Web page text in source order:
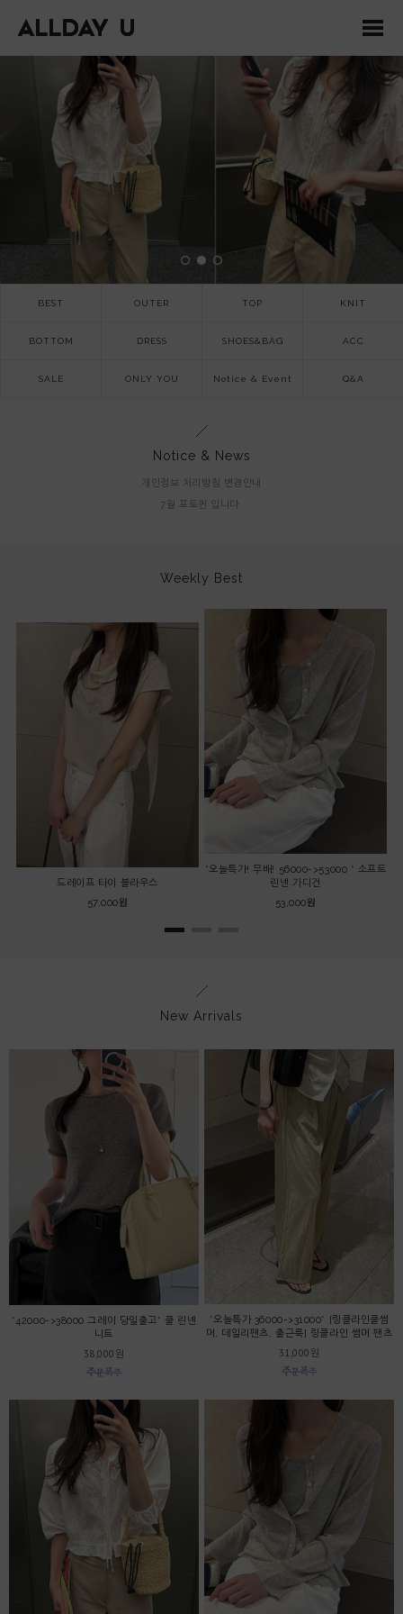
BEST OUTER TOP KNIT
BOTTOM DRESS SHOES&BAG ACC
SALE ONLY YOU Notice & Event Q&A
Notice & News
개인정보 처리방침 변경안내
7월 포토퀸 입니다.
Weekly Best
드레이프 타이 블라우스
57,000원
*오늘특가! 무배! 56000->53000 * 소프트
린넨 가디건
53,000원
New Arrivals
*42000->38000 그레이 당일출고* 쿨 린넨
니트
38,000원
*오늘특가 36000->31000* [링클라인쿨썸
머, 데일리팬츠, 출근룩] 링클라인 썸머 팬츠
31,000원